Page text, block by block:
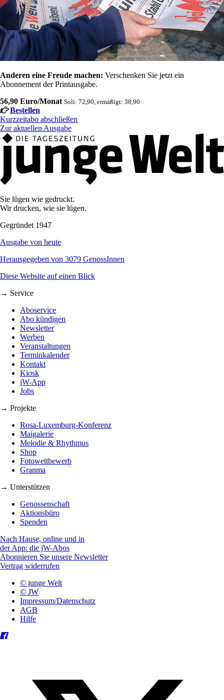
Anderen eine Freude machen: Verschenken Sie jetzt ein
Abonnement der Printausgabe.
56,90 Euro/Monat Soli: 72,90, ermäßigt: 38,90
Bestellen
Kurzzeitabo abschließen
Zur aktuellen Ausgabe
Sie lügen wie gedruckt.
Wir drucken, wie sie lügen.
Gegründet 1947
Ausgabe von heute
Herausgegeben von 3079 GenossInnen
Diese Website auf einen Blick
→ Service
Aboservice
Abo kündigen
Newsletter
Werben
Veranstaltungen
Terminkalender
Kontakt
Kiosk
jW-App
Jobs
→ Projekte
Rosa-Luxemburg-Konferenz
Maigalerie
Melodie & Rhythmus
Shop
Fotowettbewerb
Granma
→ Unterstützen
Genossenschaft
Aktionsbüro
Spenden
Nach Hause, online und in
der App: die jW-Abos
Abonnieren Sie unsere Newsletter
Vertrag widerrufen
© junge Welt
© JW
Impressum/Datenschutz
AGB
Hilfe